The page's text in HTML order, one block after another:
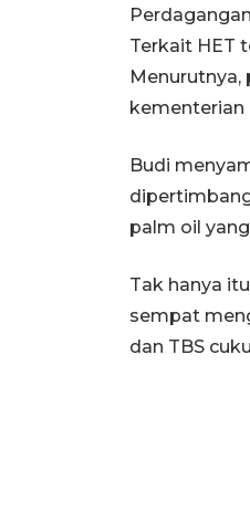
Terkait HET
Menurutnya,
kementerian
Budi
palm oil
Tak hanya
sempat
dan TBS